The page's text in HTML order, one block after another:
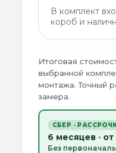
В комплект
короб и
Итоговая
выбранной
монтажа. Точный
замера.
СБЕР ·
6 месяцев · от
Без